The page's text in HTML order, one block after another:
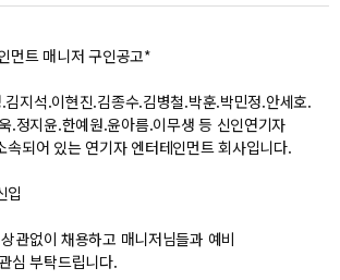
먼트 매니저 구인공고*
지석.이현진.김종수.김병철.박훈.박민정.안세호.
.정지윤.한예원.윤아름.이무생 등 신인연기자
속되어 있는 연기자 엔터테인먼트 회사입니다.
입
관없이 채용하고 매니저님들과 예비
심 부탁드립니다.